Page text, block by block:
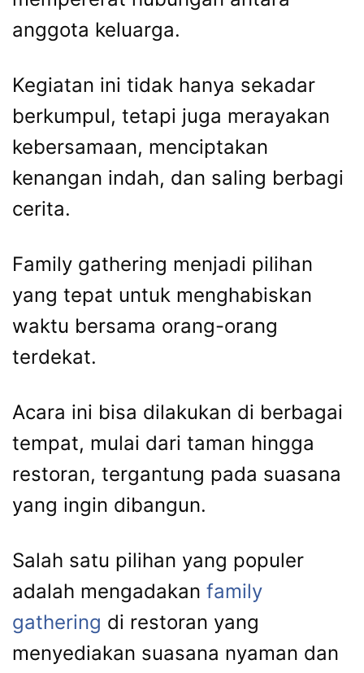
anggota keluarga.
Kegiatan ini tidak hanya sekadar
berkumpul, tetapi juga merayakan
kebersamaan, menciptakan
kenangan indah, dan saling berbagi
cerita.
Family gathering menjadi pilihan
yang tepat untuk menghabiskan
waktu bersama orang-orang
terdekat.
Acara ini bisa dilakukan di berbagai
tempat, mulai dari taman hingga
restoran, tergantung pada suasana
yang ingin dibangun.
Salah satu pilihan yang populer
adalah mengadakan family
gathering di restoran yang
menyediakan suasana nyaman dan